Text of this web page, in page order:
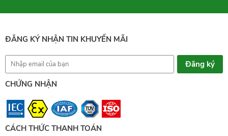
ĐĂNG KÝ NHẬN TIN KHUYẾN MÃI
CHỨNG NHẬN
CÁCH THỨC THANH TOÁN